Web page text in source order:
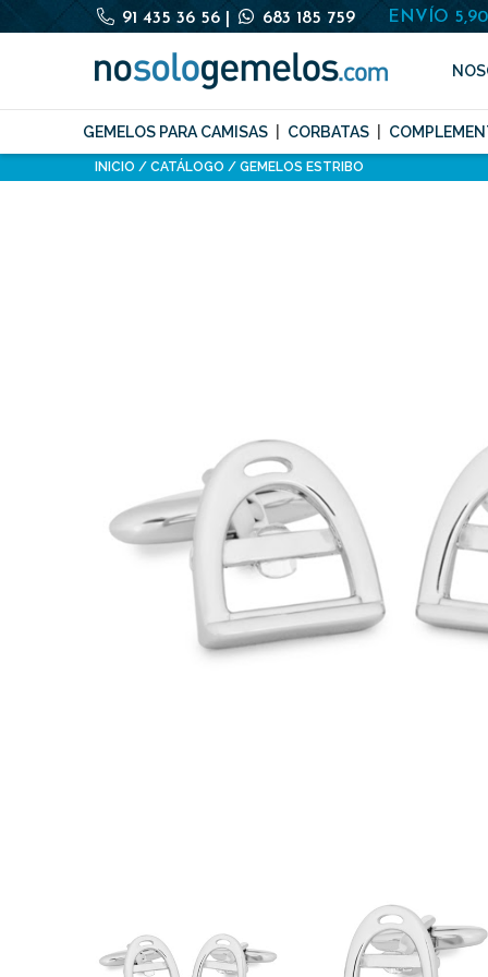
91 435 36 56 683 185 759 ENVÍO
GEMELOS PARA CAMISAS CORBATAS
INICIO CATÁLOGO GEMELOS ESTRIBO